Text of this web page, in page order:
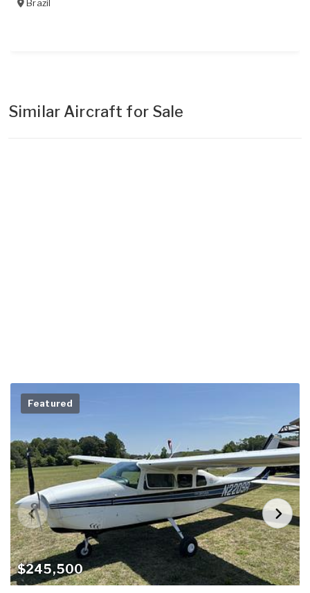
Brazil
Similar Aircraft for Sale
$245,500
Featured